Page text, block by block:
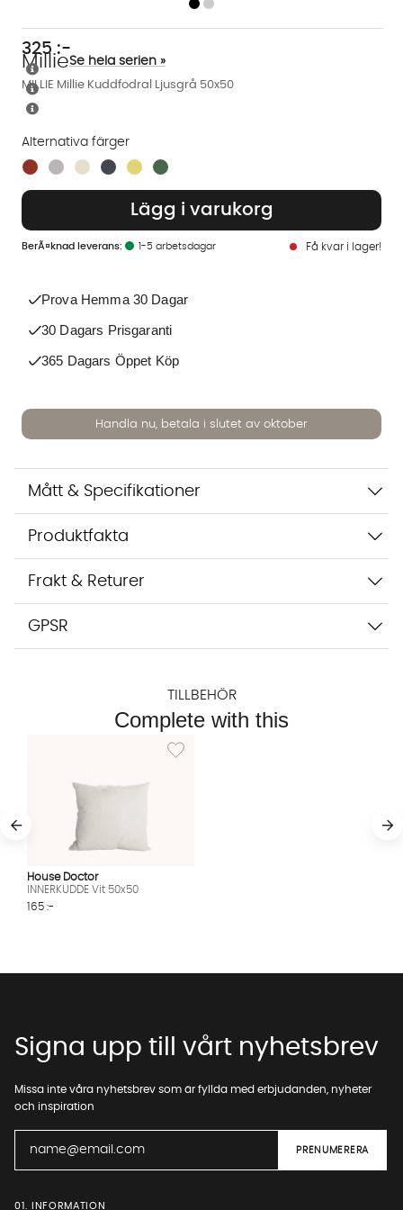
MILLIE Millie Kuddfodral Ljusgrå 50x50
MillieSe hela serien »
325 :-
Lägg i varukorg
1-5 arbetsdagar Få kvar i lager!
Alternativa färger
Finns även i dessa färger:
Prova Hemma 30 Dagar
30 Dagars Prisgaranti
365 Dagars Öppet Köp
Handla nu, betala i slutet av oktober
Mått & Specifikationer
Produktfakta
Frakt & Returer
GPSR
TILLBEHÖR
Complete with this
Lägg till i önskelista: INNERKUDDE Vit 50x50
House Doctor
INNERKUDDE Vit 50x50
165 :-
Signa upp till vårt nyhetsbrev
Missa inte våra nyhetsbrev som är fyllda med erbjudanden, nyheter
och inspiration
01. INFORMATION
sparas i upp till 24 timmar för att kunna hjälpa dig. Vi delar
inte dina uppgifter med tredje part. Läs mer i vår